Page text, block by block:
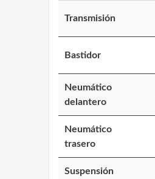
Transmisión
Bastidor
Neumático
delantero
Neumático
trasero
Suspensión